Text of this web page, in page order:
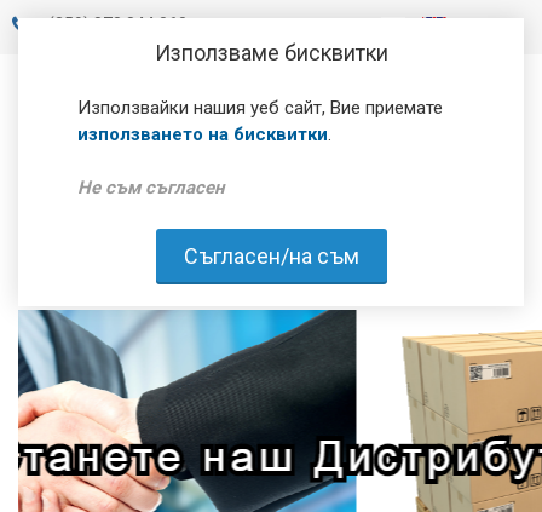
Използваме бисквитки
Използвайки нашия уеб сайт, Вие приемате
използването на бисквитки.
Не съм съгласен
Съгласен/на съм
+(359) 878 844 060